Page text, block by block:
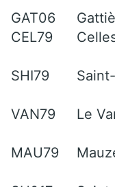
GAT06
CEL79
SHI79
VAN79 Le
MAU79